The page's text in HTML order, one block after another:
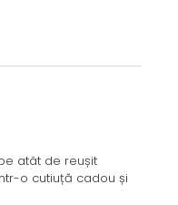
atât de reușit
o cutiuță cadou și